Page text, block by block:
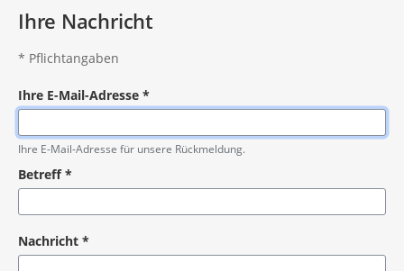
Ihre Nachricht
* Pflichtangaben
Ihre E-Mail-Adresse *
Pflichtangabe
Ihre E-Mail-Adresse für unsere Rückmeldung.
Betreff*
Nachricht *